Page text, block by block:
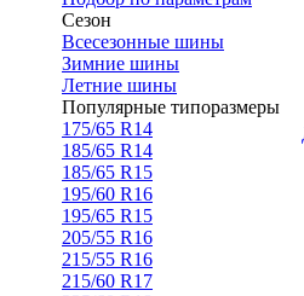
Сезон
Всесезонные шины
Зимние шины
Летние шины
Популярные типоразмеры
175/65 R14
185/65 R14
185/65 R15
195/60 R16
195/65 R15
205/55 R16
215/55 R16
215/60 R17